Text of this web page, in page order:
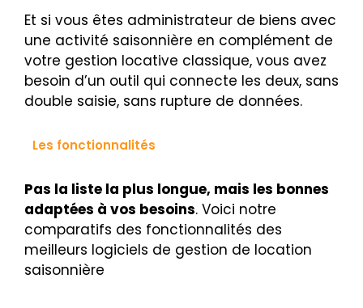
Et si vous êtes administrateur de biens avec
une activité saisonnière en complément de
votre gestion locative classique, vous avez
besoin d’un outil qui connecte les deux, sans
double saisie, sans rupture de données.
Les fonctionnalités
Pas la liste la plus longue, mais les bonnes
adaptées à vos besoins. Voici notre
comparatifs des fonctionnalités des
meilleurs logiciels de gestion de location
saisonnière